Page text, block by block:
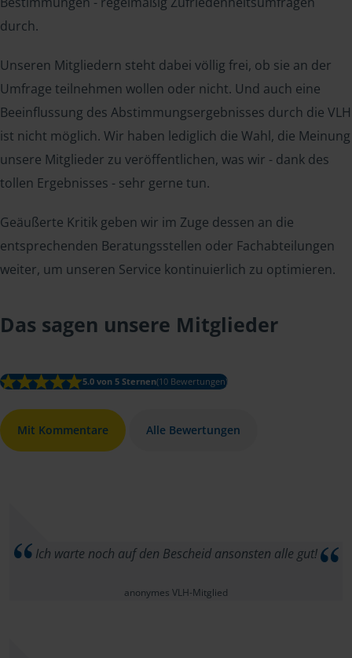
durch.
Unseren Mitgliedern steht dabei völlig frei, ob sie an der
Umfrage teilnehmen wollen oder nicht. Und auch eine
Beeinflussung des Abstimmungsergebnisses durch die VLH
ist nicht möglich. Wir haben lediglich die Wahl, die Meinung
unsere Mitglieder zu veröffentlichen, was wir - dank des
tollen Ergebnisses - sehr gerne tun.
Geäußerte Kritik geben wir im Zuge dessen an die
entsprechenden Beratungsstellen oder Fachabteilungen
weiter, um unseren Service kontinuierlich zu optimieren.
Das sagen unsere Mitglieder
5.0 von 5 Sternen(10 Bewertungen)
Mit Kommentare Alle Bewertungen
Ich warte noch auf den Bescheid ansonsten alle gut!
anonymes VLH-Mitglied